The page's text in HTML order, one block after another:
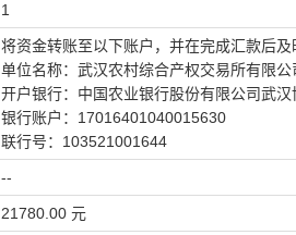
1
将资金转账至以下账户，并在完成汇款后
单位名称：武汉农村综合产权交易所有限公
开户银行：中国农业银行股份有限公司武汉
银行账户：17016401040015630
联行号：103521001644
--
21780.00 元